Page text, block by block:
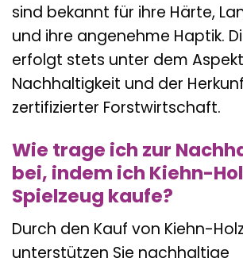
sind bekannt für ihre Härte,
und ihre angenehme Haptik.
erfolgt stets unter dem
Nachhaltigkeit und der
zertifizierter Forstwirtschaft.
Wie trage ich zur
bei, indem ich Kiehn-
Spielzeug kaufe?
Durch den Kauf von Kiehn-
unterstützen Sie nachhaltige